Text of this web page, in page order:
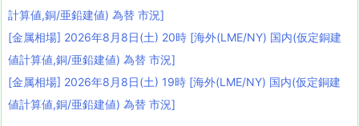
計算値,銅/亜鉛建値) 為替 市況]
[金属相場] 2026年8月8日(土) 20時 [海外(LME/NY) 国内(仮定銅建
値計算値,銅/亜鉛建値) 為替 市況]
[金属相場] 2026年8月8日(土) 19時 [海外(LME/NY) 国内(仮定銅建
値計算値,銅/亜鉛建値) 為替 市況]